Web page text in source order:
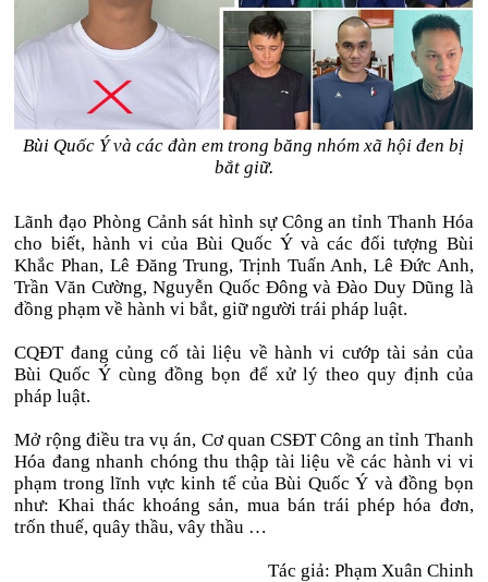
Bùi Quốc Ý và các đàn em trong băng nhóm xã hội đen bị
bắt giữ.
Lãnh đạo Phòng Cảnh sát hình sự Công an tỉnh Thanh Hóa
cho biết, hành vi của Bùi Quốc Ý và các đối tượng Bùi
Khắc Phan, Lê Đăng Trung, Trịnh Tuấn Anh, Lê Đức Anh,
Trần Văn Cường, Nguyễn Quốc Đông và Đào Duy Dũng là
đồng phạm về hành vi bắt, giữ người trái pháp luật.
CQĐT đang củng cố tài liệu về hành vi cướp tài sản của
Bùi Quốc Ý cùng đồng bọn để xử lý theo quy định của
pháp luật.
Mở rộng điều tra vụ án, Cơ quan CSĐT Công an tỉnh Thanh
Hóa đang nhanh chóng thu thập tài liệu về các hành vi vi
phạm trong lĩnh vực kinh tế của Bùi Quốc Ý và đồng bọn
như: Khai thác khoáng sản, mua bán trái phép hóa đơn,
trốn thuế, quây thầu, vây thầu …
Tác giả: Phạm Xuân Chinh